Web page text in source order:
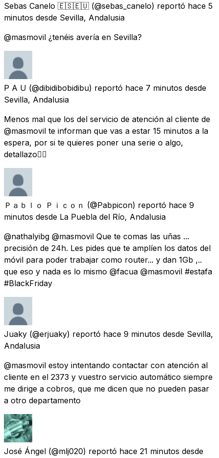
Sebas Canelo 🇪🇸🇪🇺 (@sebas_canelo) reportó hace 5
minutos desde Sevilla, Andalusia
@masmovil ¿tenéis avería en Sevilla?
P A U (@dibidibobidibu) reportó hace 7 minutos desde
Sevilla, Andalusia
Menos mal que los del servicio de atención al cliente de
@masmovil te informan que vas a estar 15 minutos a la
espera, por si te quieres poner una serie o algo,
detallazo👌🏼
Ｐａｂｌｏ Ｐｉｃｏｎ (@Pabpicon) reportó hace 9
minutos desde La Puebla del Río, Andalusia
@nathalyibg @masmovil Que te comas las uñas ...
precisión de 24h. Les pides que te amplíen los datos del
móvil para poder trabajar como router... y dan 1Gb ,..
que eso y nada es lo mismo @facua @masmovil #estafa
#BlackFriday
Juaky (@erjuaky) reportó hace 9 minutos desde Sevilla,
Andalusia
@masmovil estoy intentando contactar con atención al
cliente en el 2373 y vuestro servicio automático siempre
me dirige a cobros, que me dicen que no pueden pasar
a otro departamento
José Ángel (@mlj020) reportó hace 21 minutos desde